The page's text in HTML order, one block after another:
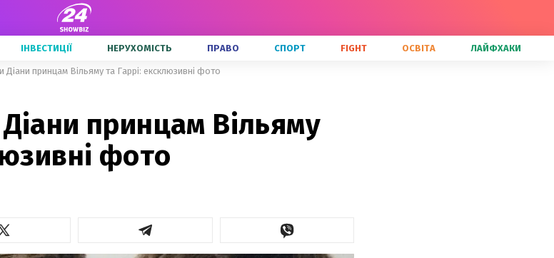
ІНВЕСТИЦІЇ НЕРУХОМІСТЬ ПРАВО СПОРТ FIGHT ОСВІТА ЛАЙФХАКИ
Діани принцам Вільяму та Гаррі: ексклюзивні фото
принцам Вільяму
фото